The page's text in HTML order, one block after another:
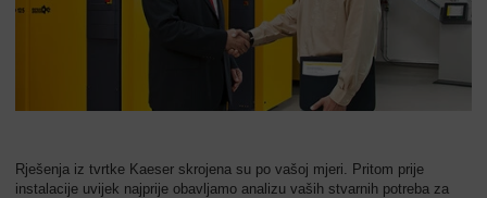
Rješenja iz tvrtke Kaeser skrojena su po vašoj mjeri. Pritom prije
instalacije uvijek najprije obavljamo analizu vaših stvarnih potreba za